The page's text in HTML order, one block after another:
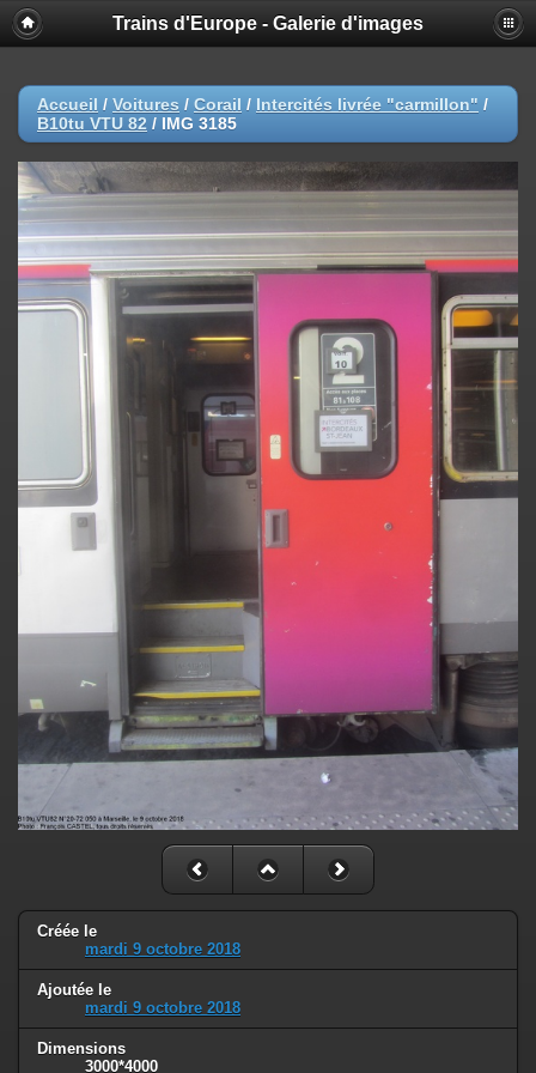
Trains d'Europe - Galerie d'images
Accueil / Voitures / Corail / Intercités livrée "carmillon" /
B10tu VTU 82 / IMG 3185
Créée le
mardi 9 octobre 2018
Ajoutée le
mardi 9 octobre 2018
Dimensions
3000*4000